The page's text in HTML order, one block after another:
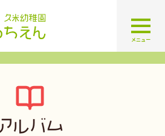
認定こども園 学校法人久米幼
メニュー
アルバム